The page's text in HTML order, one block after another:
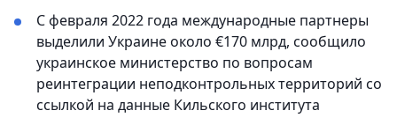
С февраля 2022 года международные партнеры
выделили Украине около €170 млрд, сообщило
украинское министерство по вопросам
реинтеграции неподконтрольных территорий со
ссылкой на данные Кильского института